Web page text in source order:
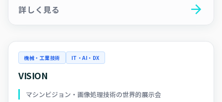
詳しく見る arrow_forward
機械・工業技術 IT・AI・DX
VISION
マシンビジョン・画像処理技術の世界的展示会